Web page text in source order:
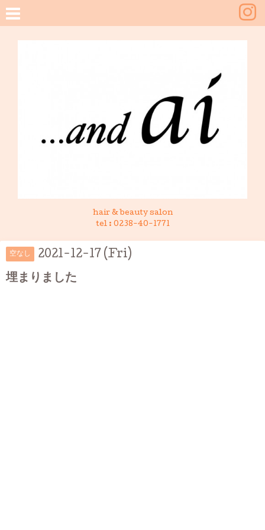
hair & beauty salon
tel : 0238-40-1771
空なし 2021-12-17 (Fri)
埋まりました